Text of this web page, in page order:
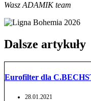
Wasz ADAMIK team
Dalsze artykuły
Eurofilter dla
28.01.2021